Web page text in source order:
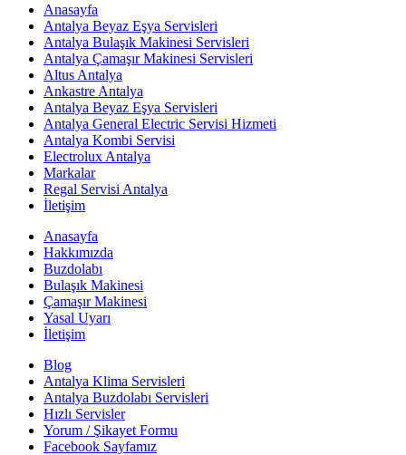
Anasayfa
Antalya Beyaz Eşya Servisleri
Antalya Bulaşık Makinesi Servisleri
Antalya Çamaşır Makinesi Servisleri
Altus Antalya
Ankastre Antalya
Antalya Beyaz Eşya Servisleri
Antalya General Electric Servisi Hizmeti
Antalya Kombi Servisi
Electrolux Antalya
Markalar
Regal Servisi Antalya
İletişim
Anasayfa
Hakkımızda
Buzdolabı
Bulaşık Makinesi
Çamaşır Makinesi
Yasal Uyarı
İletişim
Blog
Antalya Klima Servisleri
Antalya Buzdolabı Servisleri
Hızlı Servisler
Yorum / Şikayet Formu
Facebook Sayfamız